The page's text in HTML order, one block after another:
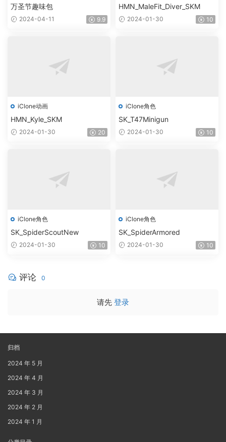
万圣节趣味包
2024-04-11 9.9
HMN_MaleFit_Diver_SKM
2024-01-30 10
iClone动画
HMN_Kyle_SKM
2024-01-30 20
iClone角色
SK_T47Minigun
2024-01-30 10
iClone角色
SK_SpiderScoutNew
2024-01-30 10
iClone角色
SK_SpiderArmored
2024-01-30 10
评论 0
请先 登录
归档
2024 年 5 月
2024 年 4 月
2024 年 3 月
2024 年 2 月
2024 年 1 月